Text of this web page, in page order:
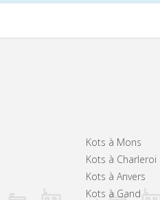
Kots à Mons
Kots à Charleroi
Kots à Anvers
Kots à Gand